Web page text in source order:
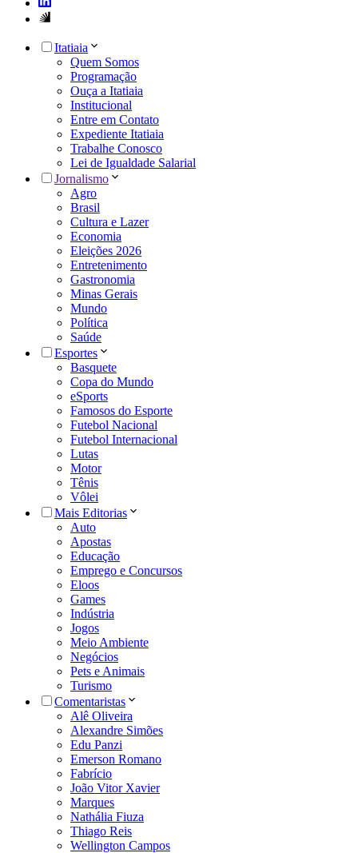
Itatiaia
Quem Somos
Programação
Ouça a Itatiaia
Institucional
Entre em Contato
Expediente Itatiaia
Trabalhe Conosco
Lei de Igualdade Salarial
Jornalismo
Agro
Brasil
Cultura e Lazer
Economia
Eleições 2026
Entretenimento
Gastronomia
Minas Gerais
Mundo
Política
Saúde
Esportes
Basquete
Copa do Mundo
eSports
Famosos do Esporte
Futebol Nacional
Futebol Internacional
Lutas
Motor
Tênis
Vôlei
Mais Editorias
Auto
Apostas
Educação
Emprego e Concursos
Eloos
Games
Indústria
Jogos
Meio Ambiente
Negócios
Pets e Animais
Turismo
Comentaristas
Alê Oliveira
Alexandre Simões
Edu Panzi
Emerson Romano
Fabrício
João Vitor Xavier
Marques
Nathália Fiuza
Thiago Reis
Wellington Campos